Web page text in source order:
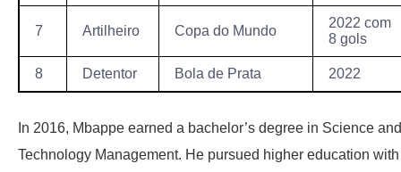
7 Artilheiro Copa do Mundo
2022 com
8 gols
8 Detentor Bola de Prata 2022
In 2016, Mbappe earned a bachelor’s degree in Science and
Technology Management. He pursued higher education with